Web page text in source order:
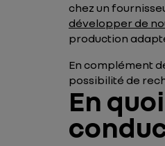
chez un
développer de
production
En complément
possibilité de
En